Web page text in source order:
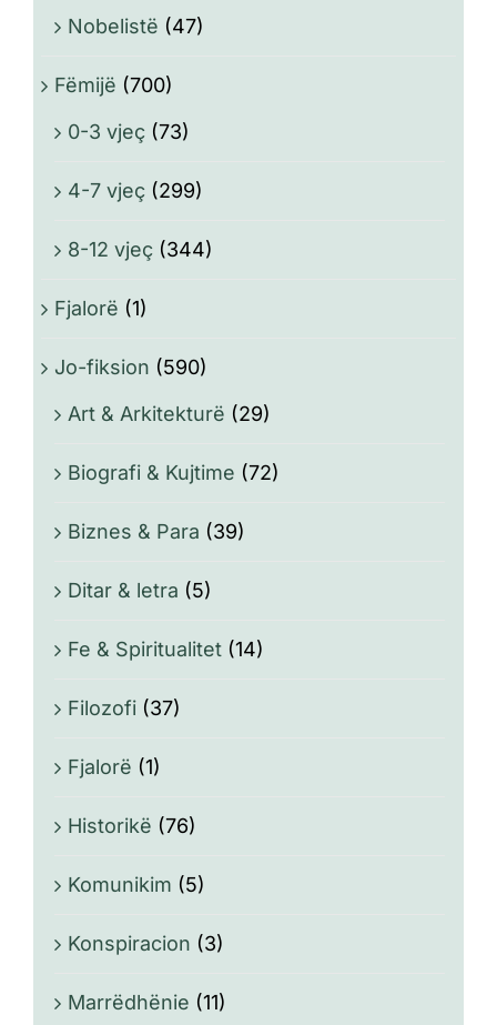
Nobelistë (47)
Fëmijë (700)
0-3 vjeç (73)
4-7 vjeç (299)
8-12 vjeç (344)
Fjalorë (1)
Jo-fiksion (590)
Art & Arkitekturë (29)
Biografi & Kujtime (72)
Biznes & Para (39)
Ditar & letra (5)
Fe & Spiritualitet (14)
Filozofi (37)
Fjalorë (1)
Historikë (76)
Komunikim (5)
Konspiracion (3)
Marrëdhënie (11)